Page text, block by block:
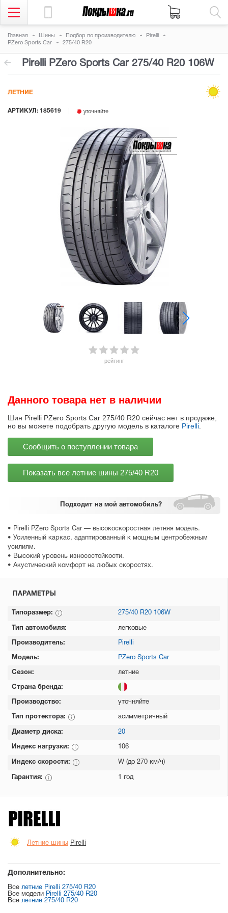
Главная Шины Подбор по производителю
Pirelli
PZero Sports Car
275/40 R20
Pirelli PZero Sports Car 275/40 R20 106W
рейтинг
АРТИКУЛ: 185619 уточняйте
ЛЕТНИЕ
Подходит на мой автомобиль?
• Pirelli PZero Sports Car — высокоскоростная летняя модель.
• Усиленный каркас, адаптированный к мощным центробежным
усилиям.
• Высокий уровень износостойкости.
• Акустический комфорт на любых скоростях.
Данного товара нет в наличии
Шин Pirelli PZero Sports Car 275/40 R20 сейчас нет в продаже,
но вы можете подобрать другую модель в каталоге Pirelli
Сообщить о поступлении товара
Показать все летние шины 275/40 R20
ПАРАМЕТРЫ
Типоразмер: 275/40 R20 106W
Тип автомобиля: легковые
Производитель: Pirelli
Модель: PZero Sports Car
Сезон: летние
Страна бренда:
Производство: уточняйте
Тип протектора: асимметричный
Диаметр диска: 20
Индекс нагрузки: 106
Индекс скорости: W (до 270 км/ч)
Гарантия: 1 год
Летние шины Pirelli
Дополнительно:
Все летние Pirelli 275/40 R20
Все модели Pirelli 275/40 R20
Все летние 275/40 R20